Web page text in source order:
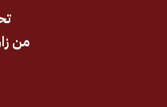
من زاوية أخرى